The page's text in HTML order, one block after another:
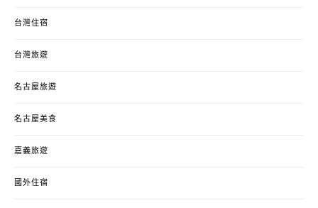
台灣住宿
台灣旅遊
名古屋旅遊
名古屋美食
嘉義旅遊
國外住宿